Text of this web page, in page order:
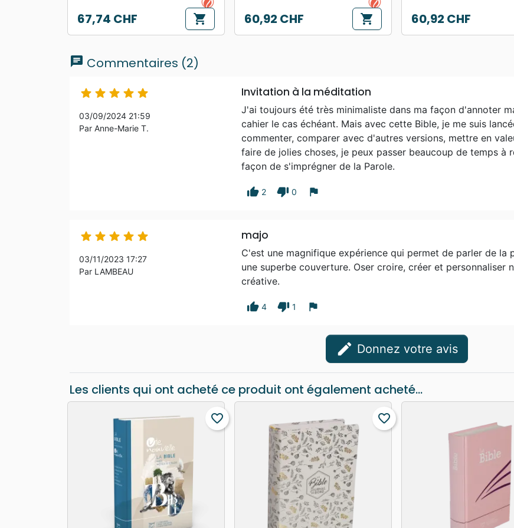
Prix
67,74 CHF shopping_cart Prix
60,92 CHF shopping_cart Prix
60,92 CHF
chat Commentaires (2)
    
03/09/2024 21:59
Par Anne-Marie T.
Invitation à la méditation
J'ai toujours été très minimaliste dans ma façon d'annoter
cahier le cas échéant. Mais avec cette Bible, je me suis
commenter, comparer avec d'autres versions, mettre en
faire de jolies choses, je peux passer beaucoup de temps à
façon de s'imprégner de la Parole.
thumb_up 2 thumb_down 0 flag
    
03/11/2023 17:27
Par LAMBEAU
majo
C'est une magnifique expérience qui permet de parler de
une superbe couverture. Oser croire, créer et
créative.
thumb_up 4 thumb_down 1 flag
edit Donnez votre avis
Les clients qui ont acheté ce produit ont également acheté...
favorite_border favorite_border